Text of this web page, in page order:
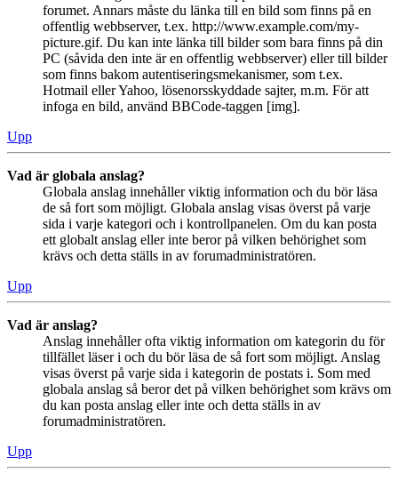
forumet. Annars måste du länka till en bild som finns på en
offentlig webbserver, t.ex. http://www.example.com/my-
picture.gif. Du kan inte länka till bilder som bara finns på din
PC (såvida den inte är en offentlig webbserver) eller till bilder
som finns bakom autentiseringsmekanismer, som t.ex.
Hotmail eller Yahoo, lösenorsskyddade sajter, m.m. För att
infoga en bild, använd BBCode-taggen [img].
Upp
Vad är globala anslag?
Globala anslag innehåller viktig information och du bör läsa
de så fort som möjligt. Globala anslag visas överst på varje
sida i varje kategori och i kontrollpanelen. Om du kan posta
ett globalt anslag eller inte beror på vilken behörighet som
krävs och detta ställs in av forumadministratören.
Upp
Vad är anslag?
Anslag innehåller ofta viktig information om kategorin du för
tillfället läser i och du bör läsa de så fort som möjligt. Anslag
visas överst på varje sida i kategorin de postats i. Som med
globala anslag så beror det på vilken behörighet som krävs om
du kan posta anslag eller inte och detta ställs in av
forumadministratören.
Upp